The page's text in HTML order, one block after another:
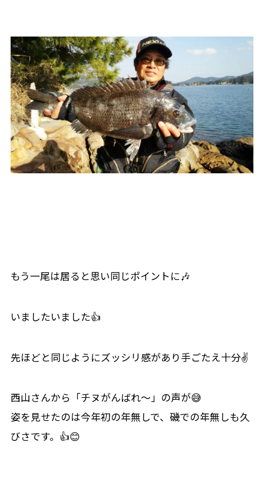
もう一尾は居ると思い同じポイントに🎶
いましたいました👍
先ほどと同じようにズッシリ感があり手ごたえ十分✌
西山さんから「チヌがんばれ～」の声が😅
姿を見せたのは今年初の年無しで、磯での年無しも久
びさです。👍😊